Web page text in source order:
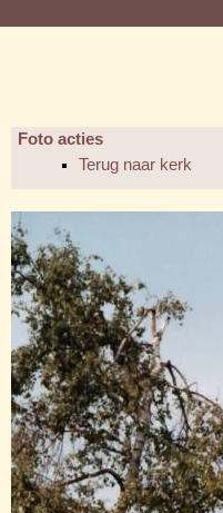
Foto acties
Terug naar kerk